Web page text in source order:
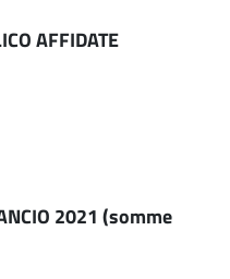
AFFIDATE
2021 (somme